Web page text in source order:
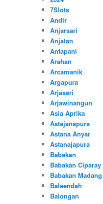
7Slots
Andir
Anjarsari
Anjatan
Antapani
Arahan
Arcamanik
Argapura
Arjasari
Arjawinangun
Asia Aprika
Astajanapura
Astana Anyar
Astanajapura
Babakan
Babakan Ciparay
Babakan Madang
Baleendah
Balongan